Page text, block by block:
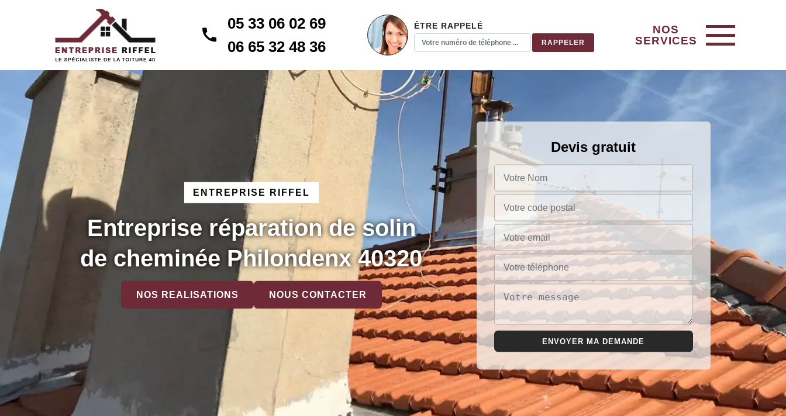
05 33 06 02 69
06 65 32 48 36
ÊTRE RAPPELÉ
NOS
SERVICES
ENTREPRISE RIFFEL
Entreprise réparation de solin
de cheminée Philondenx 40320
NOS REALISATIONS NOUS CONTACTER
Devis gratuit